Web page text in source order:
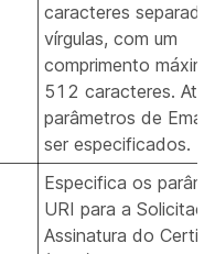
caracteres
vírgulas, com um
comprimento
512 caracteres. Até
parâmetros de
ser especificados.
Especifica os
URI para a
Assinatura do